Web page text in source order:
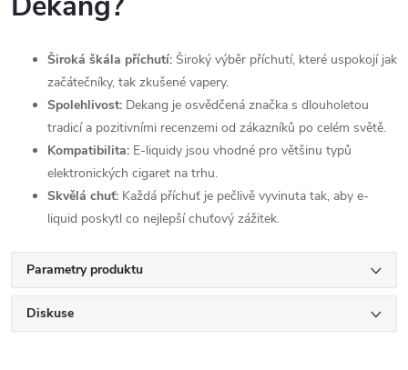
Široká škála příchutí: Široký výběr příchutí, které uspokojí jak
začátečníky, tak zkušené vapery.
Spolehlivost: Dekang je osvědčená značka s dlouholetou
tradicí a pozitivními recenzemi od zákazníků po celém světě.
Kompatibilita: E-liquidy jsou vhodné pro většinu typů
elektronických cigaret na trhu.
Skvělá chuť: Každá příchuť je pečlivě vyvinuta tak, aby e-
liquid poskytl co nejlepší chuťový zážitek.
Parametry produktu
Diskuse